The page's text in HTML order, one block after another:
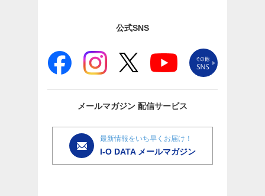
公式SNS
メールマガジン 配信サービス
最新情報をいち早くお届け！
I-O DATA メールマガジン